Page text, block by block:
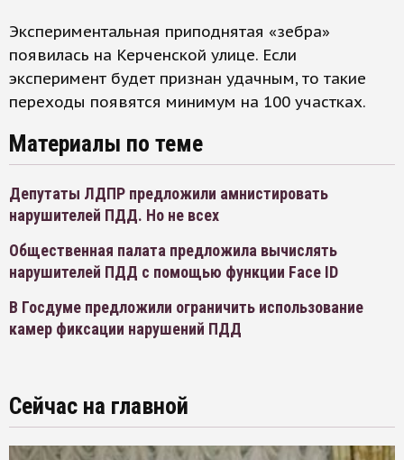
Экспериментальная приподнятая «зебра»
появилась на Керченской улице. Если
эксперимент будет признан удачным, то такие
переходы появятся минимум на 100 участках.
Материалы по теме
Депутаты ЛДПР предложили амнистировать
нарушителей ПДД. Но не всех
Общественная палата предложила вычислять
нарушителей ПДД с помощью функции Face ID
В Госдуме предложили ограничить использование
камер фиксации нарушений ПДД
Сейчас на главной